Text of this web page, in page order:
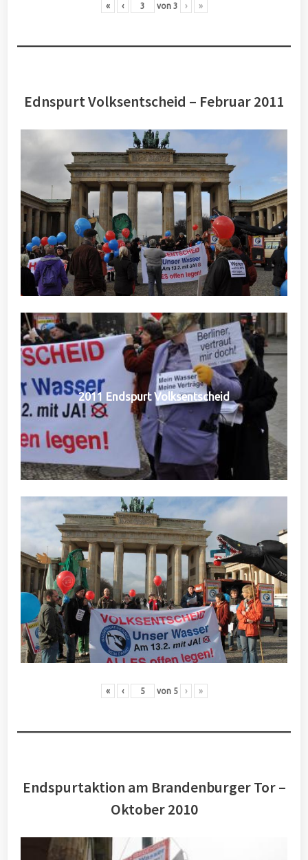
« ‹ von 3 › »
Ednspurt Volksentscheid – Februar 2011
2011 Endspurt Volksentscheid
« ‹ von 5 › »
Endspurtaktion am Brandenburger Tor –
Oktober 2010